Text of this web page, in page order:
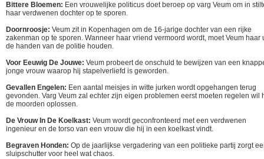
Bittere Bloemen: Een vrouwelijke politicus doet beroep op varg Veum om in
haar verdwenen dochter op te sporen.
Doornroosje: Veum zit in Kopenhagen om de 16-jarige dochter van een rijke
zakenman op te sporen. Wanneer haar vriend vermoord wordt, moet Veum haar
de handen van de politie houden.
Voor Eeuwig De Jouwe: Veum probeert de onschuld te bewijzen van een
jonge vrouw waarop hij stapelverliefd is geworden.
Gevallen Engelen: Een aantal meisjes in witte jurken wordt opgehangen terug
gevonden. Varg Veum zal echter zijn eigen problemen eerst moeten regelen wil
de moorden oplossen.
De Vrouw In De Koelkast: Veum wordt geconfronteerd met een verdwenen
ingenieur en de torso van een vrouw die hij in een koelkast vindt.
Begraven Honden: Op de jaarlijkse vergadering van een politieke partij zorgt
sluipschutter voor heel wat chaos.